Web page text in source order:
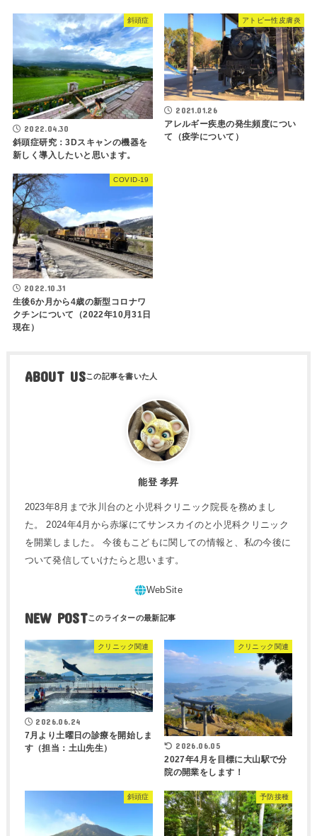
斜頭症
2022.04.30
斜頭症研究：3Dスキャンの機器を
新しく導入したいと思います。
アトピー性皮膚炎
2021.01.26
アレルギー疾患の発生頻度につい
て（疫学について）
COVID-19
2022.10.31
生後6か月から4歳の新型コロナワ
クチンについて（2022年10月31日
現在）
ABOUT US
能登 孝昇
2023年8月まで氷川台のと小児科クリニック院長を務めまし
た。 2024年4月から赤塚にてサンスカイのと小児科クリニック
を開業しました。 今後もこどもに関しての情報と、私の今後に
ついて発信していけたらと思います。
NEW POST
クリニック関連
2026.06.24
7月より土曜日の診療を開始しま
す（担当：土山先生）
クリニック関連
2026.06.05
2027年4月を目標に大山駅で分
院の開業をします！
斜頭症 予防接種